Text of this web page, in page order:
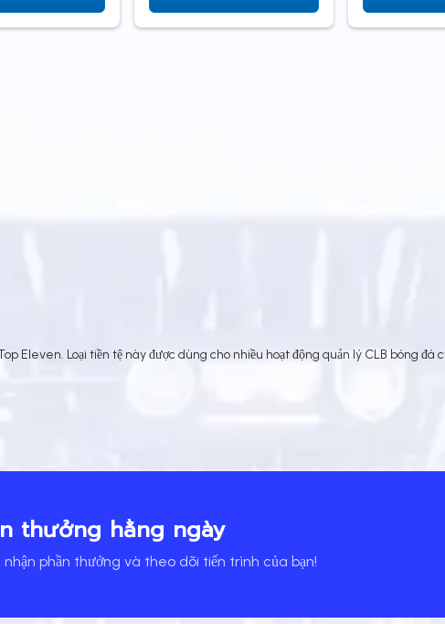
Eleven. Loại tiền tệ này được dùng cho nhiều hoạt động quản lý CLB bóng đá
thưởng hằng ngày
phần thưởng và theo dõi tiến trình của bạn!